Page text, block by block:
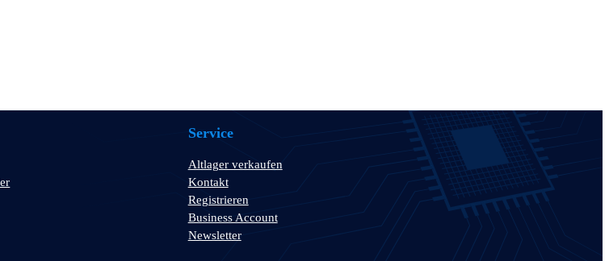
Service
Altlager verkaufen
Kontakt
Registrieren
Business Account
Newsletter